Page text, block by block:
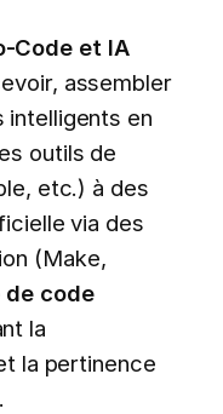
Code et IA
assembler
en
outils de
etc.) à des
via des
(Make,
de code
la
la pertinence